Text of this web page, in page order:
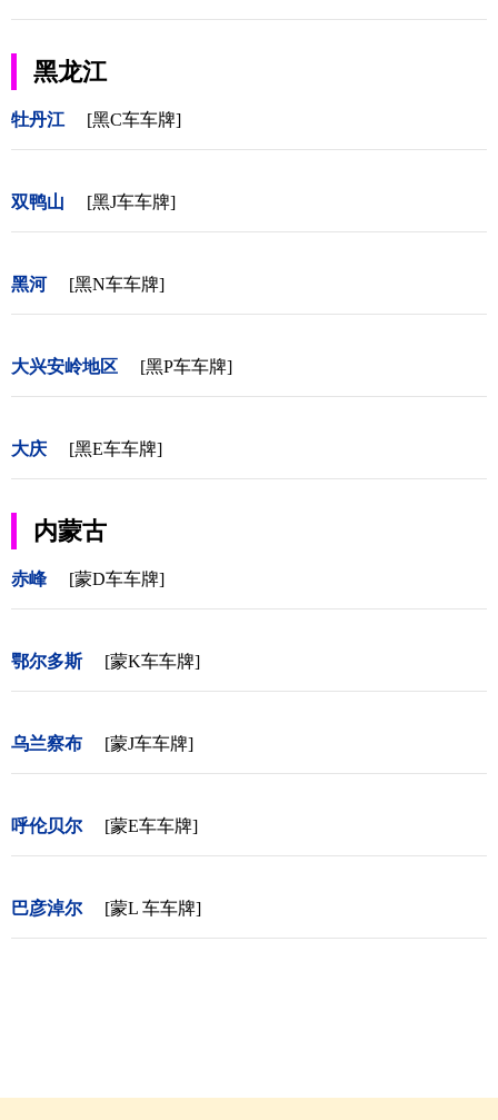
黑龙江
牡丹江 [黑C车车牌]
双鸭山 [黑J车车牌]
黑河 [黑N车车牌]
大兴安岭地区 [黑P车车牌]
大庆 [黑E车车牌]
内蒙古
赤峰 [蒙D车车牌]
鄂尔多斯 [蒙K车车牌]
乌兰察布 [蒙J车车牌]
呼伦贝尔 [蒙E车车牌]
巴彦淖尔 [蒙L 车车牌]